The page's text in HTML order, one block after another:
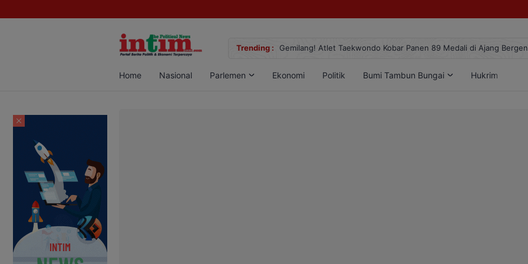
Trending :
Sabu di Pangkalan Bun, Dua Pelaku Diamankan Gemilang! Atlet Taekwondo Kobar Panen 89 Medali di Ajang
Home Nasional Parlemen Ekonomi Politik Bumi Tambun Bungai Hukrim